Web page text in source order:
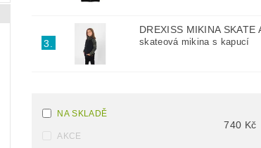
3.
DREXISS MIKINA SKATE
skateová mikina s kapucí
NA SKLADĚ
AKCE
740 Kč